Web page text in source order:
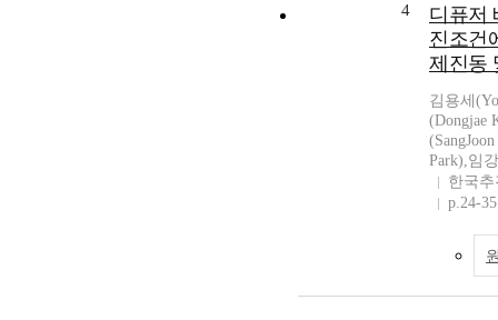
4
디퓨저
진조건
제진동
김용세
(Dongjae
Park),임
한국
p.24-35